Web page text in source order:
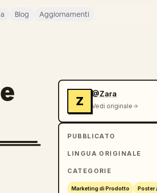
Blog Aggiornamenti
Z
@Zara
Vedi originale
PUBBLICATO
LINGUA ORIGINALE
CATEGORIE
Marketing di Prodotto Poster